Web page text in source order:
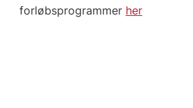
forløbsprogrammer her